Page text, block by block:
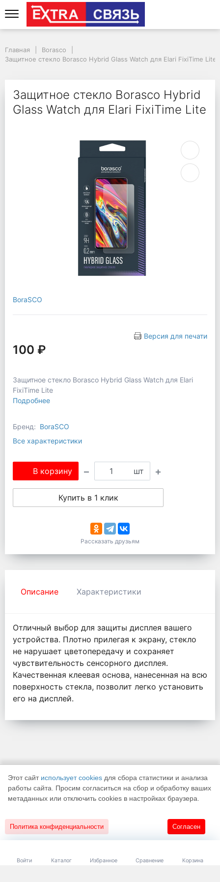
Защитное стекло
Главная
Borasco
Защитное стекло Borasco Hybrid Glass Watch для Elari FixiTime Lite
Защитное стекло Borasco Hybrid
Glass Watch для Elari FixiTime Lite
BoraSCO
Версия для печати
100 ₽
Защитное стекло Borasco Hybrid Glass Watch для Elari
FixiTime Lite
Подробнее
Бренд: BoraSCO
Все характеристики
В корзину шт
Купить в 1 клик
Рассказать друзьям
Описание Характеристики
Отличный выбор для защиты дисплея вашего
устройства. Плотно прилегая к экрану, стекло
не нарушает цветопередачу и сохраняет
чувствительность сенсорного дисплея.
Качественная клеевая основа, нанесенная на всю
поверхность стекла, позволит легко установить
его на дисплей.
К началу страницы
Разработано в «АЛЬФА Системс»
18+
Войти Каталог Избранное Сравнение Корзина
Этот сайт использует cookies для сбора статистики и анализа
работы сайта. Просим согласиться на сбор и обработку ваших
метаданных или отключить cookies в настройках браузера.
Политика конфиденциальности Согласен